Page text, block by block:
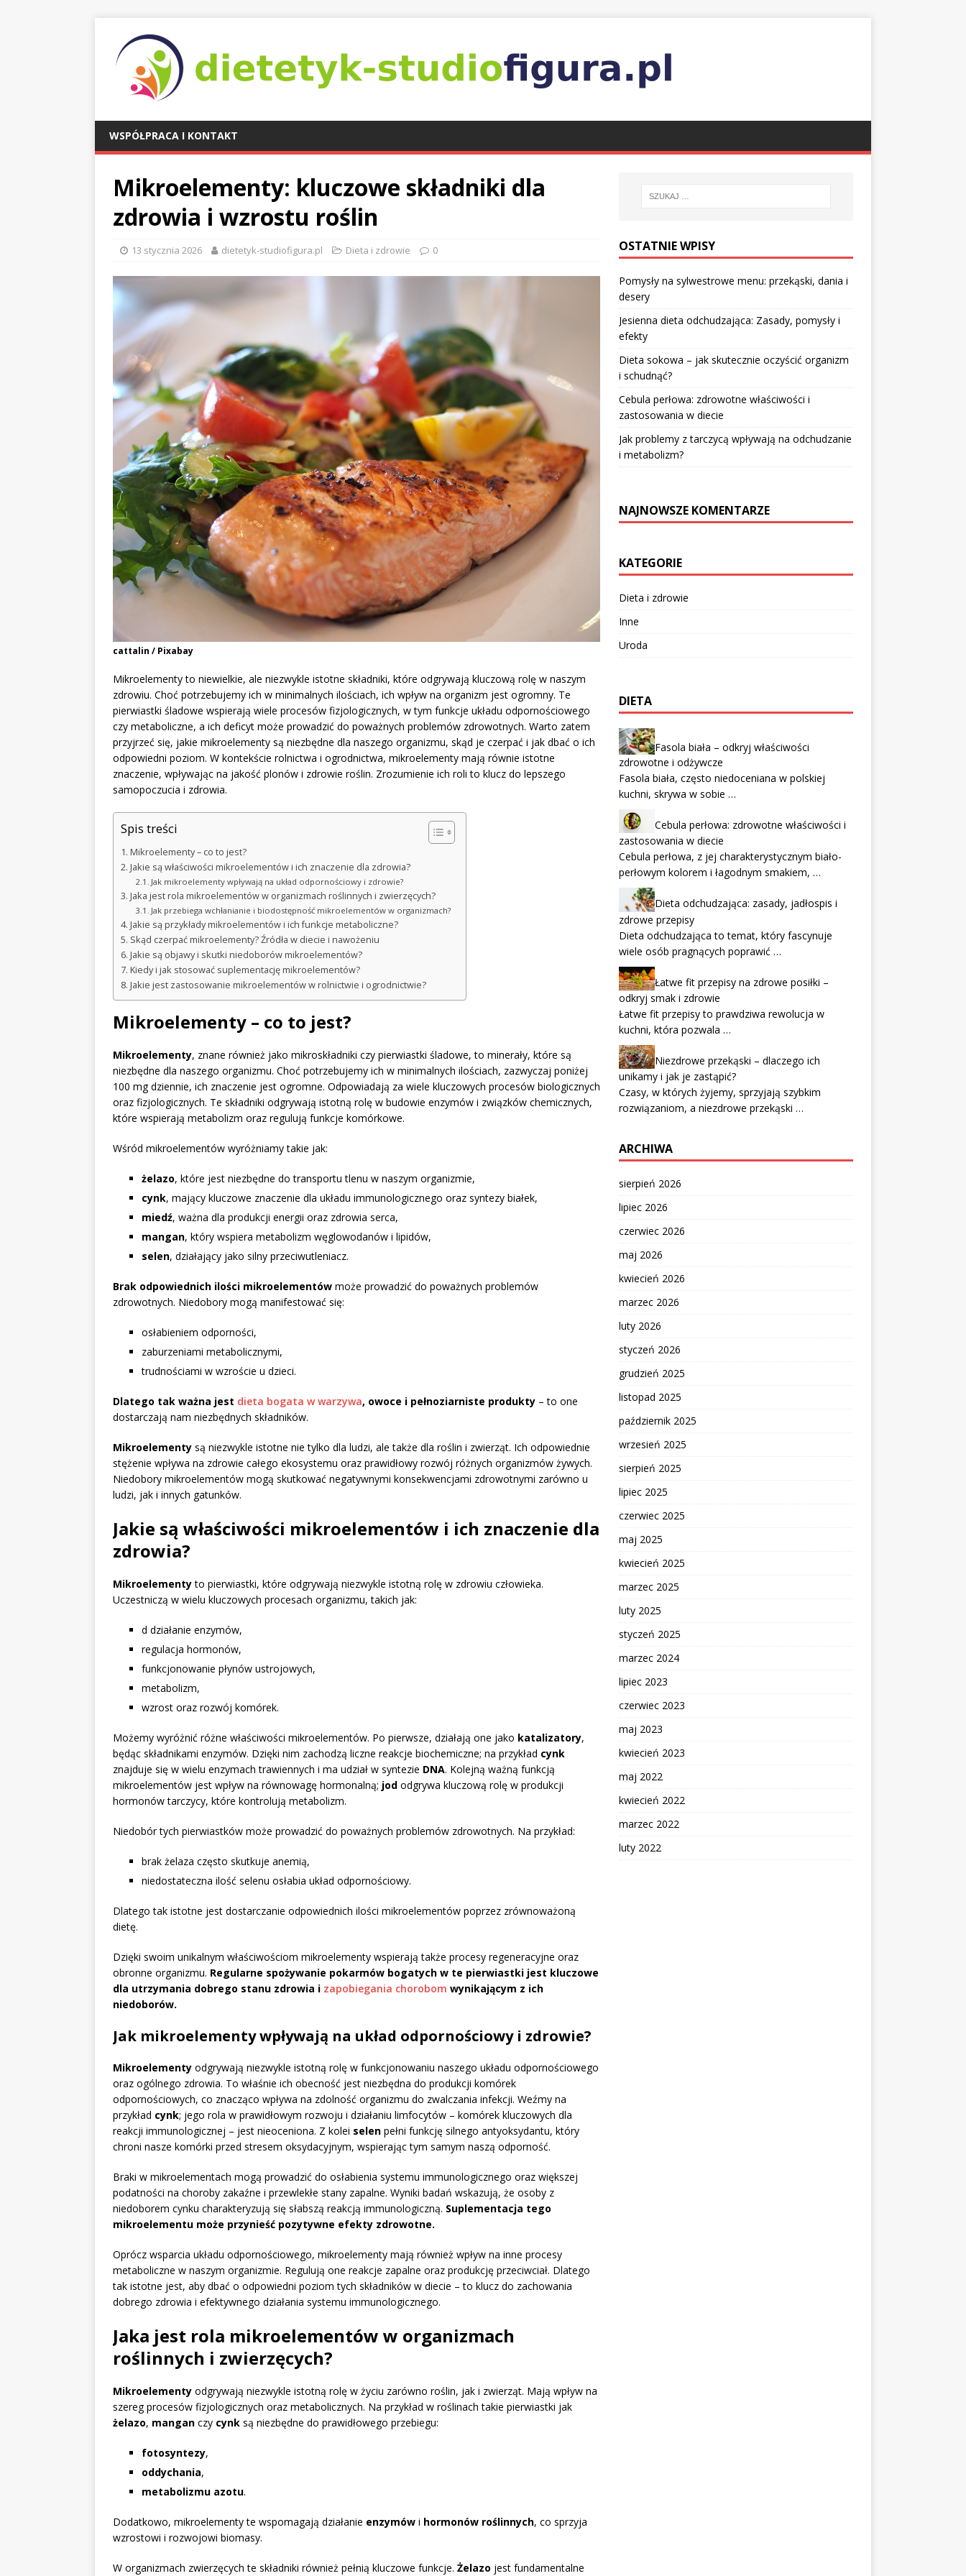
WSPÓŁPRACA I KONTAKT
Mikroelementy: kluczowe składniki dla
zdrowia i wzrostu roślin
13 stycznia 2026 dietetyk-studiofigura.pl Dieta i zdrowie 0
cattalin / Pixabay
Mikroelementy to niewielkie, ale niezwykle istotne składniki, które odgrywają kluczową rolę w naszym
zdrowiu. Choć potrzebujemy ich w minimalnych ilościach, ich wpływ na organizm jest ogromny. Te
pierwiastki śladowe wspierają wiele procesów fizjologicznych, w tym funkcje układu odpornościowego
czy metaboliczne, a ich deficyt może prowadzić do poważnych problemów zdrowotnych. Warto zatem
przyjrzeć się, jakie mikroelementy są niezbędne dla naszego organizmu, skąd je czerpać i jak dbać o ich
odpowiedni poziom. W kontekście rolnictwa i ogrodnictwa, mikroelementy mają równie istotne
znaczenie, wpływając na jakość plonów i zdrowie roślin. Zrozumienie ich roli to klucz do lepszego
samopoczucia i zdrowia.
Spis treści
Mikroelementy – co to jest?
Jakie są właściwości mikroelementów i ich znaczenie dla zdrowia?
Jak mikroelementy wpływają na układ odpornościowy i zdrowie?
Jaka jest rola mikroelementów w organizmach roślinnych i zwierzęcych?
Jak przebiega wchłanianie i biodostępność mikroelementów w organizmach?
Jakie są przykłady mikroelementów i ich funkcje metaboliczne?
Skąd czerpać mikroelementy? Źródła w diecie i nawożeniu
Jakie są objawy i skutki niedoborów mikroelementów?
Kiedy i jak stosować suplementację mikroelementów?
Jakie jest zastosowanie mikroelementów w rolnictwie i ogrodnictwie?
Mikroelementy – co to jest?
Mikroelementy, znane również jako mikroskładniki czy pierwiastki śladowe, to minerały, które są
niezbędne dla naszego organizmu. Choć potrzebujemy ich w minimalnych ilościach, zazwyczaj poniżej
100 mg dziennie, ich znaczenie jest ogromne. Odpowiadają za wiele kluczowych procesów biologicznych
oraz fizjologicznych. Te składniki odgrywają istotną rolę w budowie enzymów i związków chemicznych,
które wspierają metabolizm oraz regulują funkcje komórkowe.
Wśród mikroelementów wyróżniamy takie jak:
żelazo, które jest niezbędne do transportu tlenu w naszym organizmie,
cynk, mający kluczowe znaczenie dla układu immunologicznego oraz syntezy białek,
miedź, ważna dla produkcji energii oraz zdrowia serca,
mangan, który wspiera metabolizm węglowodanów i lipidów,
selen, działający jako silny przeciwutleniacz.
Brak odpowiednich ilości mikroelementów może prowadzić do poważnych problemów
zdrowotnych. Niedobory mogą manifestować się:
osłabieniem odporności,
zaburzeniami metabolicznymi,
trudnościami w wzroście u dzieci.
Dlatego tak ważna jest dieta bogata w warzywa, owoce i pełnoziarniste produkty – to one
dostarczają nam niezbędnych składników.
Mikroelementy są niezwykle istotne nie tylko dla ludzi, ale także dla roślin i zwierząt. Ich odpowiednie
stężenie wpływa na zdrowie całego ekosystemu oraz prawidłowy rozwój różnych organizmów żywych.
Niedobory mikroelementów mogą skutkować negatywnymi konsekwencjami zdrowotnymi zarówno u
ludzi, jak i innych gatunków.
Jakie są właściwości mikroelementów i ich znaczenie dla
zdrowia?
Mikroelementyto pierwiastki, które odgrywają niezwykle istotną rolę w zdrowiu człowieka.
Uczestniczą w wielu kluczowych procesach organizmu, takich jak:
d działanie enzymów,
regulacja hormonów,
funkcjonowanie płynów ustrojowych,
metabolizm,
wzrost oraz rozwój komórek.
Możemy wyróżnić różne właściwości mikroelementów. Po pierwsze, działają one jako katalizatory,
będąc składnikami enzymów. Dzięki nim zachodzą liczne reakcje biochemiczne; na przykład cynk
znajduje się w wielu enzymach trawiennych i ma udział w syntezie DNA. Kolejną ważną funkcją
mikroelementów jest wpływ na równowagę hormonalną; jod odgrywa kluczową rolę w produkcji
hormonów tarczycy, które kontrolują metabolizm.
Niedobór tych pierwiastków może prowadzić do poważnych problemów zdrowotnych. Na przykład:
brak żelaza często skutkuje anemią,
niedostateczna ilość selenu osłabia układ odpornościowy.
Dlatego tak istotne jest dostarczanie odpowiednich ilości mikroelementów poprzez zrównoważoną
dietę.
Dzięki swoim unikalnym właściwościom mikroelementy wspierają także procesy regeneracyjne oraz
obronne organizmu. Regularne spożywanie pokarmów bogatych w te pierwiastki jest kluczowe
dla utrzymania dobrego stanu zdrowia i zapobiegania chorobom wynikającym z ich
niedoborów.
Jak mikroelementy wpływają na układ odpornościowy i zdrowie?
Mikroelementy odgrywają niezwykle istotną rolę w funkcjonowaniu naszego układu odpornościowego
oraz ogólnego zdrowia. To właśnie ich obecność jest niezbędna do produkcji komórek
odpornościowych, co znacząco wpływa na zdolność organizmu do zwalczania infekcji. Weźmy na
przykład cynk; jego rola w prawidłowym rozwoju i działaniu limfocytów – komórek kluczowych dla
reakcji immunologicznej – jest nieoceniona. Z kolei selen pełni funkcję silnego antyoksydantu, który
chroni nasze komórki przed stresem oksydacyjnym, wspierając tym samym naszą odporność.
Braki w mikroelementach mogą prowadzić do osłabienia systemu immunologicznego oraz większej
podatności na choroby zakaźne i przewlekłe stany zapalne. Wyniki badań wskazują, że osoby z
niedoborem cynku charakteryzują się słabszą reakcją immunologiczną. Suplementacja tego
mikroelementu może przynieść pozytywne efekty zdrowotne.
Oprócz wsparcia układu odpornościowego, mikroelementy mają również wpływ na inne procesy
metaboliczne w naszym organizmie. Regulują one reakcje zapalne oraz produkcję przeciwciał. Dlatego
tak istotne jest, aby dbać o odpowiedni poziom tych składników w diecie – to klucz do zachowania
dobrego zdrowia i efektywnego działania systemu immunologicznego.
Jaka jest rola mikroelementów w organizmach
roślinnych i zwierzęcych?
Mikroelementy odgrywają niezwykle istotną rolę w życiu zarówno roślin, jak i zwierząt. Mają wpływ na
szereg procesów fizjologicznych oraz metabolicznych. Na przykład w roślinach takie pierwiastki jak
żelazo, mangan czy cynk są niezbędne do prawidłowego przebiegu:
fotosyntezy,
oddychania,
metabolizmu azotu.
Dodatkowo, mikroelementy te wspomagają działanie enzymów i hormonów roślinnych, co sprzyja
wzrostowi i rozwojowi biomasy.
W organizmach zwierzęcych te składniki również pełnią kluczowe funkcje. Żelazo jest fundamentalne
OSTATNIE WPISY
Pomysły na sylwestrowe menu: przekąski, dania i
desery
Jesienna dieta odchudzająca: Zasady, pomysły i
efekty
Dieta sokowa – jak skutecznie oczyścić organizm
i schudnąć?
Cebula perłowa: zdrowotne właściwości i
zastosowania w diecie
Jak problemy z tarczycą wpływają na odchudzanie
i metabolizm?
NAJNOWSZE KOMENTARZE
KATEGORIE
Dieta i zdrowie
Inne
Uroda
DIETA
Fasola biała – odkryj właściwości
zdrowotne i odżywcze
Fasola biała, często niedoceniana w polskiej
kuchni, skrywa w sobie …
Cebula perłowa: zdrowotne właściwości i
zastosowania w diecie
Cebula perłowa, z jej charakterystycznym biało-
perłowym kolorem i łagodnym smakiem, …
Dieta odchudzająca: zasady, jadłospis i
zdrowe przepisy
Dieta odchudzająca to temat, który fascynuje
wiele osób pragnących poprawić …
Łatwe fit przepisy na zdrowe posiłki –
odkryj smak i zdrowie
Łatwe fit przepisy to prawdziwa rewolucja w
kuchni, która pozwala …
Niezdrowe przekąski – dlaczego ich
unikamy i jak je zastąpić?
Czasy, w których żyjemy, sprzyjają szybkim
rozwiązaniom, a niezdrowe przekąski …
ARCHIWA
sierpień 2026
lipiec 2026
czerwiec 2026
maj 2026
kwiecień 2026
marzec 2026
luty 2026
styczeń 2026
grudzień 2025
listopad 2025
październik 2025
wrzesień 2025
sierpień 2025
lipiec 2025
czerwiec 2025
maj 2025
kwiecień 2025
marzec 2025
luty 2025
styczeń 2025
marzec 2024
lipiec 2023
czerwiec 2023
maj 2023
kwiecień 2023
maj 2022
kwiecień 2022
marzec 2022
luty 2022